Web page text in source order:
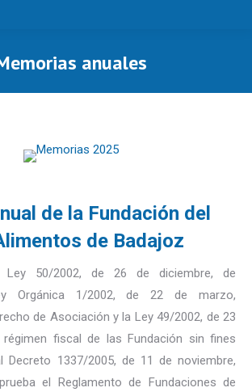
anuales
de la Fundación del
de Badajoz
50/2002, de 26 de diciembre, de
Orgánica 1/2002, de 22 de marzo,
de Asociación y la Ley 49/2002, de 23
fiscal de las Fundación sin fines
Decreto 1337/2005, de 11 de noviembre,
el Reglamento de Fundaciones de